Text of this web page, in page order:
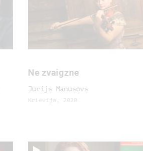
Ne zvaigzne
Jurijs Manusovs
Krievija, 2020